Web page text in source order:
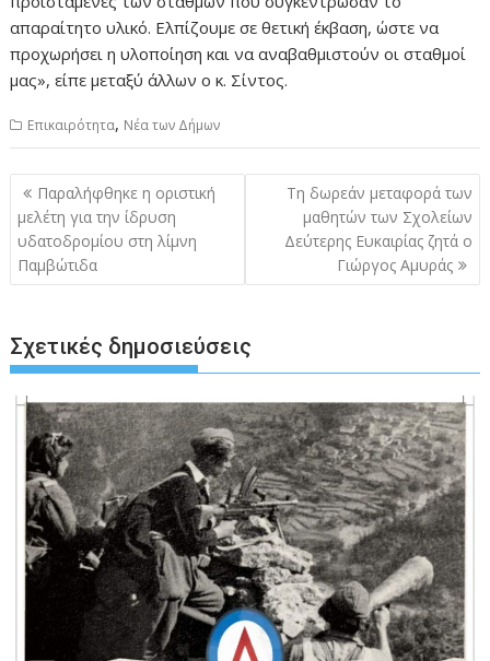
απαραίτητο υλικό. Ελπίζουμε σε θετική έκβαση, ώστε να
προχωρήσει η υλοποίηση και να αναβαθμιστούν οι σταθμοί
μας», είπε μεταξύ άλλων ο κ. Σίντος.
Επικαιρότητα, Νέα των Δήμων
Πλοήγηση
άρθρων
Παραλήφθηκε η οριστική
μελέτη για την ίδρυση
υδατοδρομίου στη λίμνη
Παμβώτιδα
Τη δωρεάν μεταφορά των
μαθητών των Σχολείων
Δεύτερης Ευκαιρίας ζητά ο
Γιώργος Αμυράς
Σχετικές δημοσιεύσεις